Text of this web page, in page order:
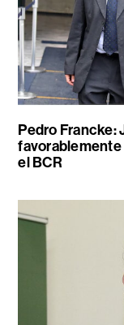
Pedro Francke:
favorablemente
el BCR